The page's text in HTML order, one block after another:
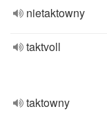
nietaktowny
taktvoll
taktowny